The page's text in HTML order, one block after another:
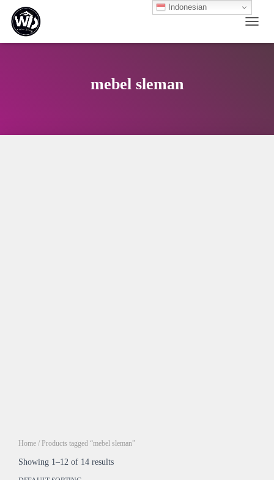
mebel sleman
Home / Products tagged “mebel sleman”
Showing 1–12 of 14 results
Indonesian